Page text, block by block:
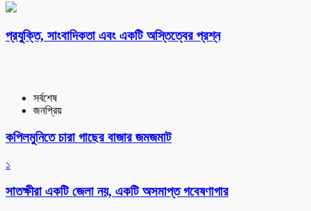
প্রযুক্তি, সাংবাদিকতা এবং একটি অস্তিত্বের প্রশ্ন
সর্বশেষ
জনপ্রিয়
কপিলমুনিতে চারা গাছের বাজার জমজমাট
১
সাতক্ষীরা একটি জেলা নয়, একটি অসমাপ্ত গবেষণাগার